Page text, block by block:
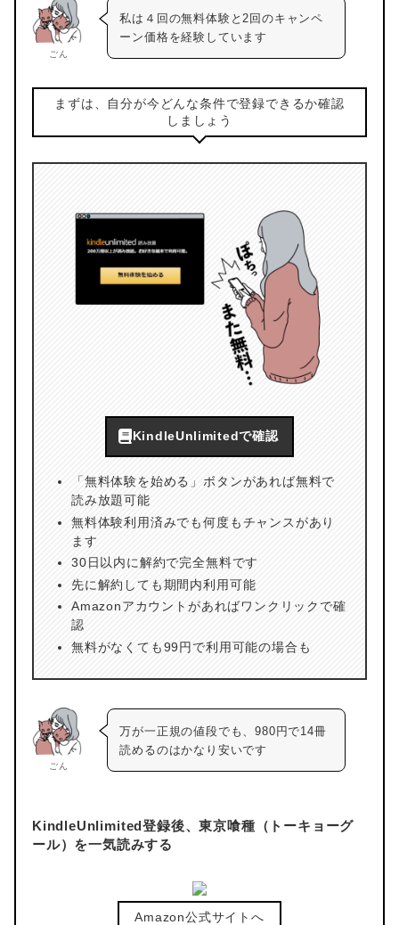
ごん
私は４回の無料体験と2回のキャンペ
ーン価格を経験しています
まずは、自分が今どんな条件で登録できるか確認
しましょう
KindleUnlimitedで確認
「無料体験を始める」ボタンがあれば無料で
読み放題可能
無料体験利用済みでも何度もチャンスがあり
ます
30日以内に解約で完全無料です
先に解約しても期間内利用可能
Amazonアカウントがあればワンクリックで確
認
無料がなくても99円で利用可能の場合も
ごん
万が一正規の値段でも、980円で14冊
読めるのはかなり安いです
KindleUnlimited登録後、東京喰種（トーキョーグ
ール）を一気読みする
Amazon公式サイトへ